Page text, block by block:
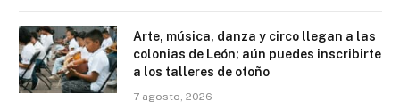
Arte, música, danza y circo llegan a las
colonias de León; aún puedes inscribirte
a los talleres de otoño
7 agosto, 2026